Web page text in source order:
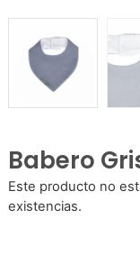
Babero
Este producto no
existencias.